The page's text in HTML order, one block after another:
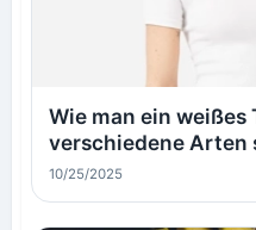
Wie man ein
verschiedene Arten
10/25/2025